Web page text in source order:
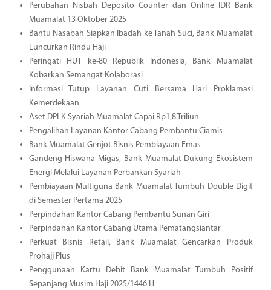
Perubahan Nisbah Deposito Counter dan Online IDR Bank
Muamalat 13 Oktober 2025
Bantu Nasabah Siapkan Ibadah ke Tanah Suci, Bank Muamalat
Luncurkan Rindu Haji
Peringati HUT ke-80 Republik Indonesia, Bank Muamalat
Kobarkan Semangat Kolaborasi
Informasi Tutup Layanan Cuti Bersama Hari Proklamasi
Kemerdekaan
Aset DPLK Syariah Muamalat Capai Rp1,8 Triliun
Pengalihan Layanan Kantor Cabang Pembantu Ciamis
Bank Muamalat Genjot Bisnis Pembiayaan Emas
Gandeng Hiswana Migas, Bank Muamalat Dukung Ekosistem
Energi Melalui Layanan Perbankan Syariah
Pembiayaan Multiguna Bank Muamalat Tumbuh Double Digit
di Semester Pertama 2025
Perpindahan Kantor Cabang Pembantu Sunan Giri
Perpindahan Kantor Cabang Utama Pematangsiantar
Perkuat Bisnis Retail, Bank Muamalat Gencarkan Produk
Prohajj Plus
Penggunaan Kartu Debit Bank Muamalat Tumbuh Positif
Sepanjang Musim Haji 2025/1446 H